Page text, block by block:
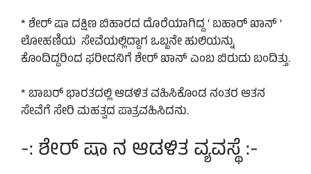
* ಶೇರ್ ಷಾ ದಕ್ಷಿಣ ಬಿಹಾರದ ದೊರೆಯಾಗಿದ್ದ ‘ ಬಹಾರ್ ಖಾನ್ ‘
ಲೋಹಣಿಯ ಸೇವೆಯಲ್ಲಿದ್ದಾಗ ಒಬ್ಬನೇ ಹುಲಿಯನ್ನು
ಕೊಂದಿದ್ದರಿಂದ ಫರೀದನಿಗೆ ಶೇರ್ ಖಾನ್ ಎಂಬ ಬಿರುದು ಬಂದಿತ್ತು.
* ಬಾಬರ್ ಭಾರತದಲ್ಲಿ ಆಡಳಿತ ವಹಿಸಿಕೊಂಡ ನಂತರ ಆತನ
ಸೇವೆಗೆ ಸೇರಿ ಮಹತ್ವದ ಪಾತ್ರವಹಿಸಿದನು.
-: ಶೇರ್ ಷಾ ನ ಆಡಳಿತ ವ್ಯವಸ್ಥೆ :-